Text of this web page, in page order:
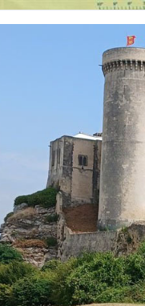
de toutes nationalités et